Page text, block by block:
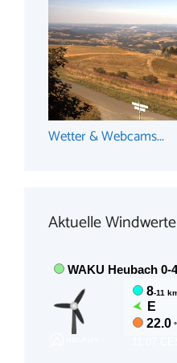
Wetter & Webcams...
Aktuelle Windwerte